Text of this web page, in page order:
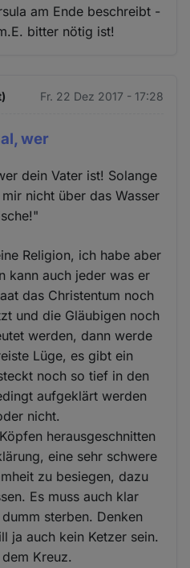
am Ende beschreibt -
bitter nötig ist!
Fr. 22 Dez 2017 - 17:28
wer
dein Vater ist! Solange
nicht über das Wasser
Religion, ich habe aber
kann auch jeder was er
das Christentum noch
und die Gläubigen noch
werden, dann werde
Lüge, es gibt ein
noch so tief in den
aufgeklärt werden
nicht.
herausgeschnitten
eine sehr schwere
zu besiegen, dazu
Es muss auch klar
sterben. Denken
ja auch kein Ketzer sein.
Kreuz.